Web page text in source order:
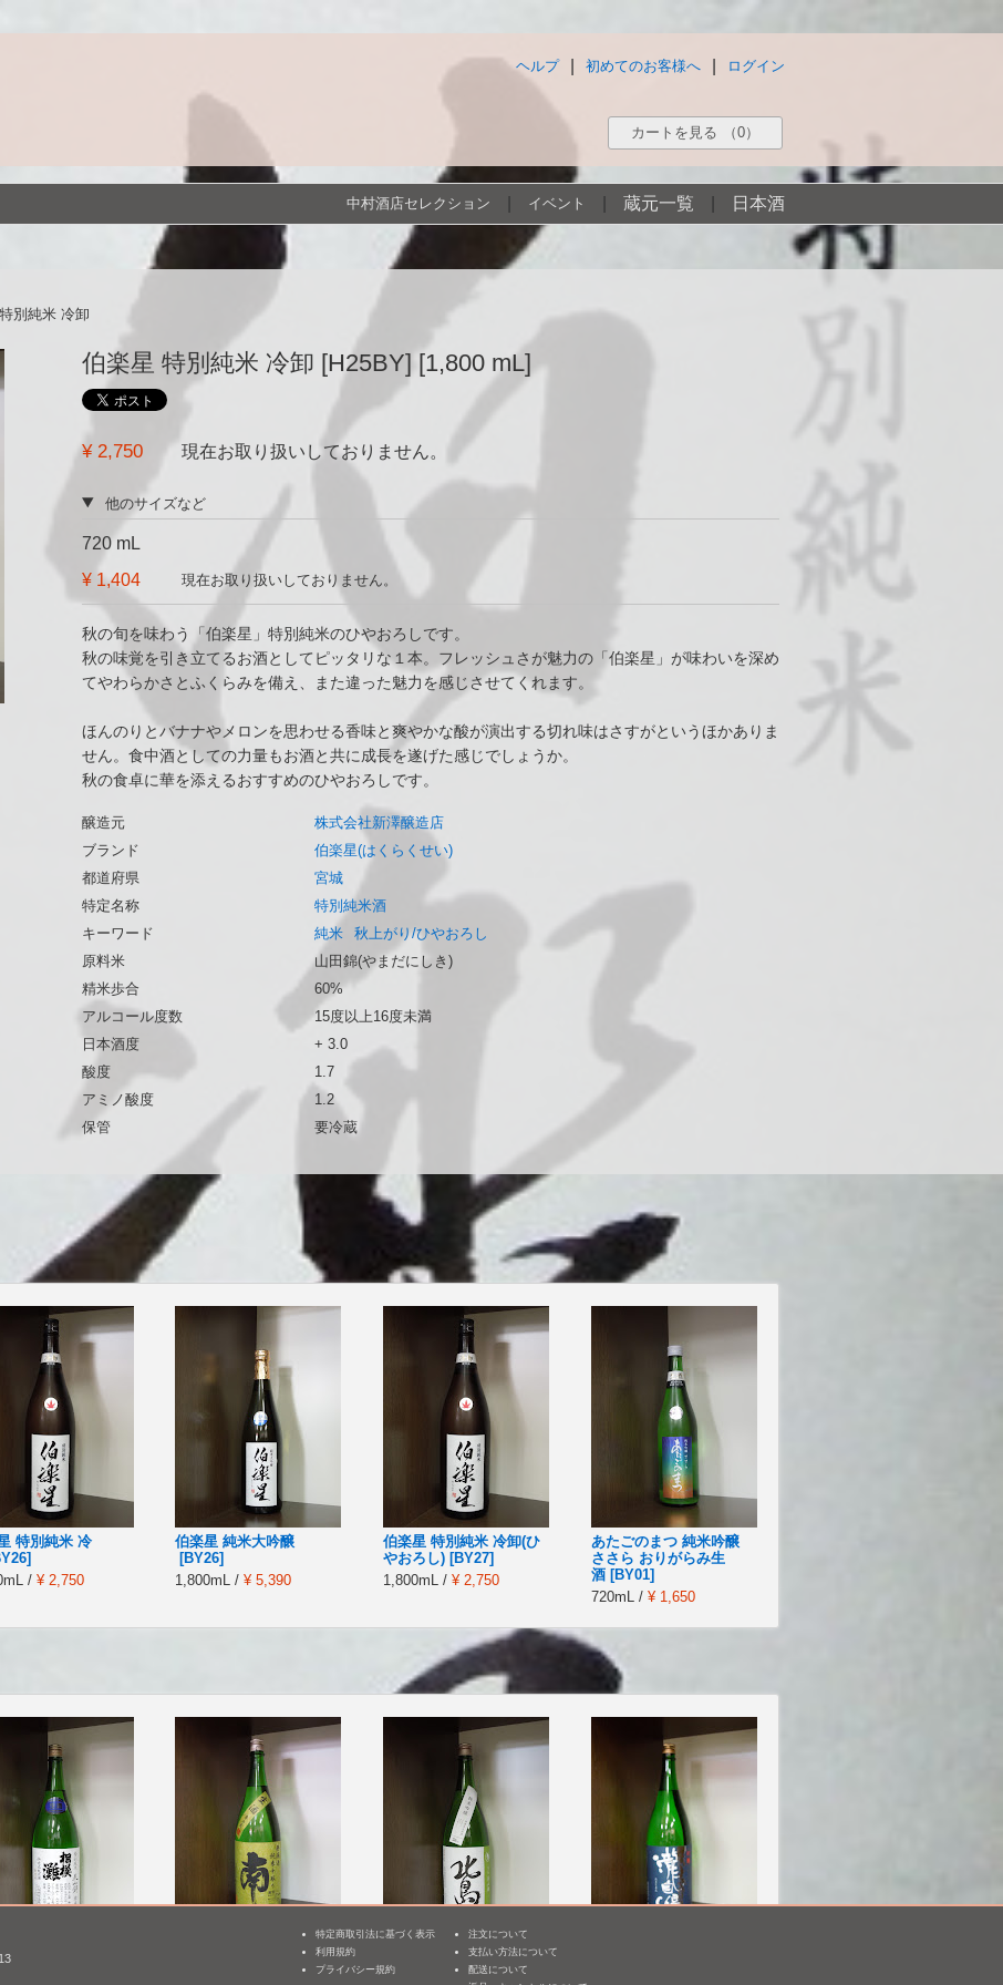
ログイン
初めてのお客様へ
ヘルプ
カートを見る （0）
中村酒店セレクション イベント 蔵元一覧 日本酒
別純米 冷卸
伯楽星 特別純米 冷卸 [H25BY] [1,800 mL]
¥ 2,750 現在お取り扱いしておりません。
他のサイズなど
720 mL
¥ 1,404
現在お取り扱いしておりません。
秋の旬を味わう「伯楽星」特別純米のひやおろしです。
秋の味覚を引き立てるお酒としてピッタリな１本。フレッシュさが魅力の「伯楽星」が味わいを深め
てやわらかさとふくらみを備え、また違った魅力を感じさせてくれます。
ほんのりとバナナやメロンを思わせる香味と爽やかな酸が演出する切れ味はさすがというほかありま
せん。食中酒としての力量もお酒と共に成長を遂げた感じでしょうか。
秋の食卓に華を添えるおすすめのひやおろしです。
醸造元
株式会社新澤醸造店
ブランド
伯楽星(はくらくせい)
都道府県
宮城
特定名称
特別純米酒
キーワード
純米
秋上がり/ひやおろし
原料米
山田錦(やまだにしき)
精米歩合
60%
アルコール度数
15度以上16度未満
日本酒度
+ 3.0
酸度
1.7
アミノ酸度
1.2
保管
要冷蔵
特別純米 冷
/ ¥ 2,750
伯楽星 純米大吟醸
[BY26]
1,800mL / ¥ 5,390
伯楽星 特別純米 冷卸(ひ
やおろし) [BY27]
1,800mL / ¥ 2,750
あたごのまつ 純米吟醸
ささら おりがらみ生
酒 [BY01]
720mL / ¥ 1,650
特別純米 美山錦
め無濾過生原
南 純米 中取り 無濾過
北島 純米吟醸 美山錦 無
濾過生原酒 [BY26]
特定商取引法に基づく表示
利用規約
プライバシー規約
注文について
支払い方法について
配送について